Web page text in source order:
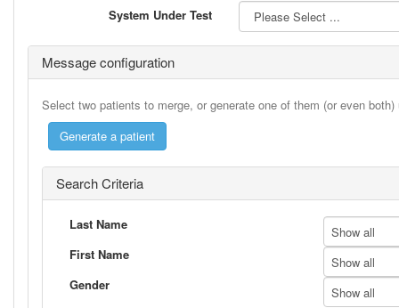
System Under Test
Message configuration
Select two patients to merge, or generate one of them (or even
Search Criteria
Last Name
Show all
First Name
Show all
Gender
Show all